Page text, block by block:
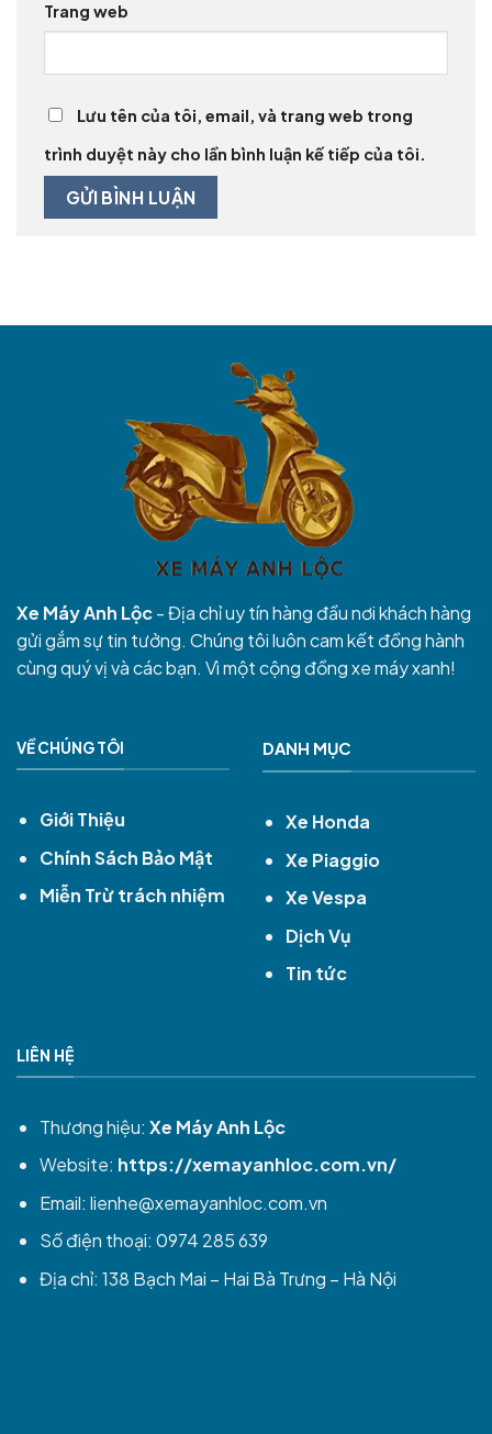
Trang web
Lưu tên của tôi, email, và trang web trong
trình duyệt này cho lần bình luận kế tiếp của tôi.
Xe Máy Anh Lộc- Địa chỉ uy tín hàng đầu nơi khách hàng
gửi gắm sự tin tưởng. Chúng tôi luôn cam kết đồng hành
cùng quý vị và các bạn. Vì một cộng đồng xe máy xanh!
VỀ CHÚNG TÔI
Giới Thiệu
Chính Sách Bảo Mật
Miễn Trừ trách nhiệm
DANH MỤC
Xe Honda
Xe Piaggio
Xe Vespa
Dịch Vụ
Tin tức
LIÊN HỆ
Thương hiệu: Xe Máy Anh Lộc
Website: https://xemayanhloc.com.vn/
Email: lienhe@xemayanhloc.com.vn
Số điện thoại: 0974 285 639
Địa chỉ: 138 Bạch Mai – Hai Bà Trưng – Hà Nội